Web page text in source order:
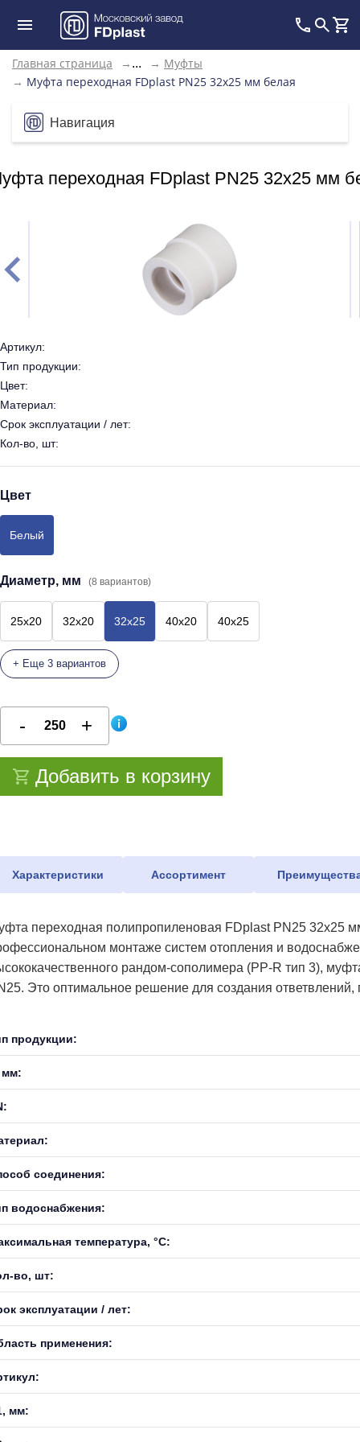
Главная страница → ... → Муфты
→ Муфта переходная FDplast PN25 32x25 мм белая
Навигация
переходная FDplast PN25 32x25 мм
Артикул:
Тип продукции:
Цвет:
Материал:
Срок эксплуатации / лет:
Кол-во, шт:
Цвет
Белый
Диаметр, мм (8 вариантов)
25x20 32x20 32x25 40x20 40x25
+ Еще 3 вариантов
Добавить в корзину
Характеристики Ассортимент
переходная полипропиленовая FDplast PN25 32x25
монтаже систем отопления и
рандом-сополимера (PP-R тип 3),
Это оптимальное решение для создания
продукции:
мм:
соединения:
водоснабжения:
температура, °С:
во, шт:
эксплуатации / лет:
применения:
мм: